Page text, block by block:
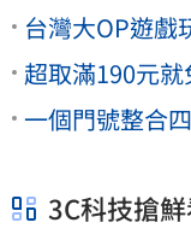
台灣大OP遊
超取滿190元
一個門號整合
3C科技搶